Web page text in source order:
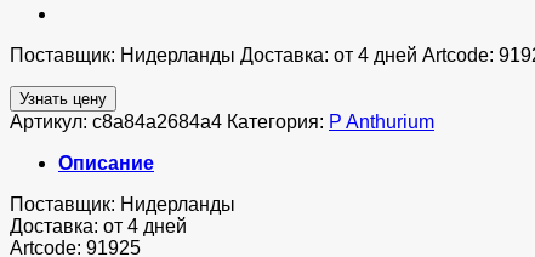
Поставщик: Нидерланды Доставка: от 4 дней Artcode:
Узнать цену
Артикул: c8a84a2684a4 Категория: P Anthurium
Описание
Поставщик: Нидерланды
Доставка: от 4 дней
Artcode: 91925